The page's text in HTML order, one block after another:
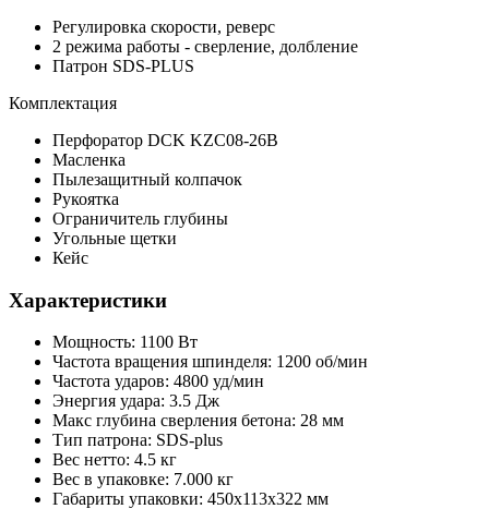
Регулировка скорости, реверс
2 режима работы - сверление, долбление
Патрон SDS-PLUS
Комплектация
Перфоратор DCK KZC08-26B
Масленка
Пылезащитный колпачок
Рукоятка
Ограничитель глубины
Угольные щетки
Кейс
Характеристики
Мощность: 1100 Вт
Частота вращения шпинделя: 1200 об/мин
Частота ударов: 4800 уд/мин
Энергия удара: 3.5 Дж
Макс глубина сверления бетона: 28 мм
Тип патрона: SDS-plus
Вес нетто: 4.5 кг
Вес в упаковке: 7.000 кг
Габариты упаковки: 450х113х322 мм